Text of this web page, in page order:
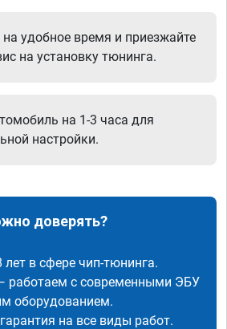
удобное время и приезжайте
на установку тюнинга.
на 1-3 часа для
настройки.
доверять?
в сфере чип-тюнинга.
работаем с современными ЭБУ
оборудованием.
на все виды работ.